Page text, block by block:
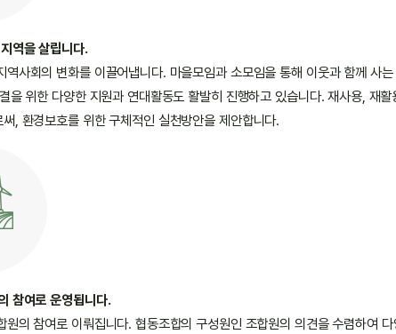
역을 살립니다.
역사회의 변화를 이끌어냅니다. 마을모임과 소모임을 통해 이웃과 함께 사
을 위한 다양한 지원과 연대활동도 활발히 진행하고 있습니다. 재사용, 재
, 환경보호를 위한 구체적인 실천방안을 제안합니다.
참여로 운영됩니다.
원의 참여로 이뤄집니다. 협동조합의 구성원인 조합원의 의견을 수렴하여